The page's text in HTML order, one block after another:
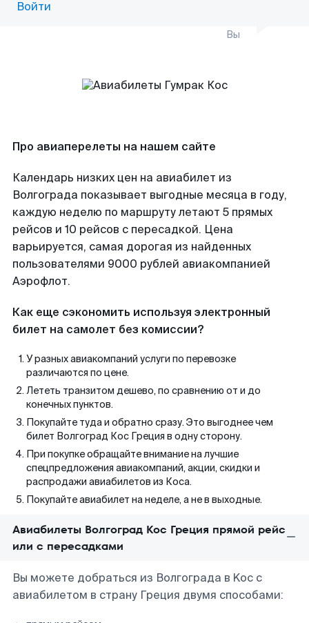
Войти
Вы
Про авиаперелеты на нашем сайте
Календарь низких цен на авиабилет из
Волгограда показывает выгодные месяца в году,
каждую неделю по маршруту летают 5 прямых
рейсов и 10 рейсов с пересадкой. Цена
варьируется, самая дорогая из найденных
пользователями 9000 рублей авиакомпанией
Аэрофлот.
Как еще сэкономить используя электронный
билет на самолет без комиссии?
У разных авиакомпаний услуги по перевозке
различаются по цене.
Лететь транзитом дешево, по сравнению от и до
конечных пунктов.
Покупайте туда и обратно сразу. Это выгоднее чем
билет Волгоград Кос Греция в одну сторону.
При покупке обращайте внимание на лучшие
спецпредложения авиакомпаний, акции, скидки и
распродажи авиабилетов из Коса.
Покупайте авиабилет на неделе, а не в выходные.
Авиабилеты Волгоград Кос Греция прямой рейс
или с пересадками
Вы можете добраться из Волгограда в Koc с
авиабилетом в страну Греция двумя способами: